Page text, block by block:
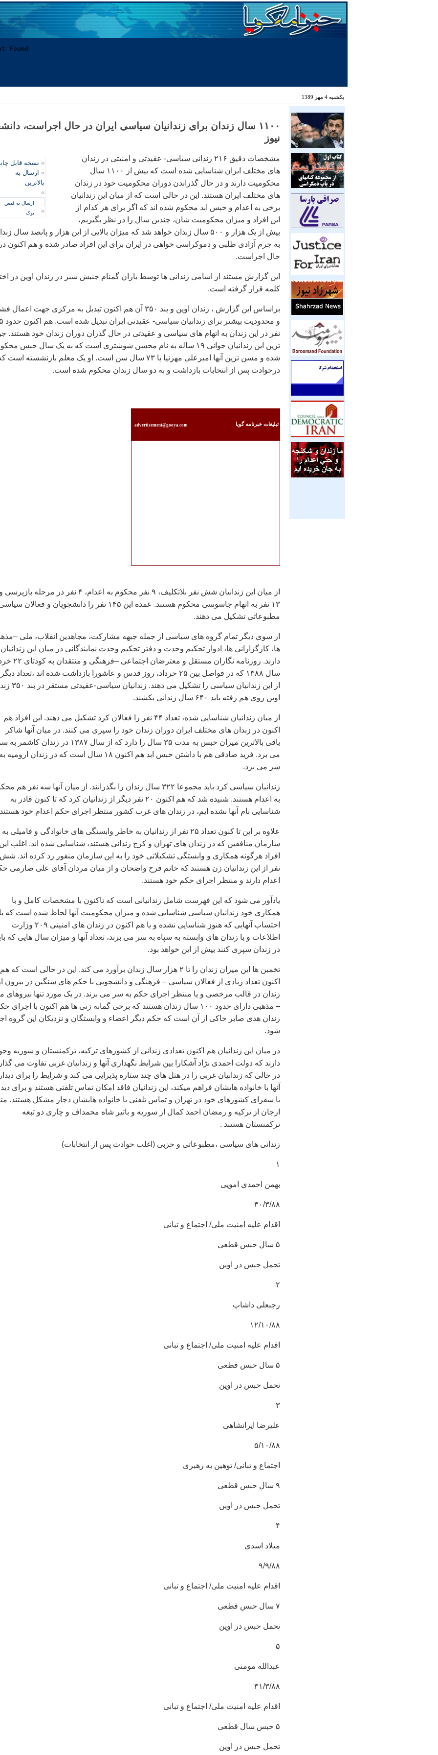
یکشنبه 4 مهر 1389
۱۱۰۰ سال زندان برای زندانیان سیاسی ایران در حال اجراست،
نیوز
» نسخه قابل
» ارسال به
بالاترین
»
ارسال به فیس
بوک
»
مشخصات دقیق ۲۱۶ زندانی سیاسی- عقیدتی و امنیتی در زندان
های مختلف ایران شناسایی شده است که بیش از ۱۱۰۰ سال
محکومیت دارند و در حال گذراندن دوران محکومیت خود در زندان
های مختلف ایران هستند. این در حالی است که از میان این زندانیان
برخی به اعدام و حبس ابد محکوم شده اند که اگر برای هر کدام از
این افراد و میزان محکومیت شان، چندین سال را در نظر بگیریم،
بیش از یک هزار و ۵۰۰ سال زندان خواهد شد که میزان بالایی از این هزار و پانصد سال
به جرم آزادی طلبی و دموکراسی خواهی در ایران برای این افراد صادر شده و هم اکنون
حال اجراست.
این گزارش مستند از اسامی زندانی ها توسط یاران گمنام جنبش سبز در زندان اوین در
کلمه قرار گرفته است.
براساس این گزارش ، زندان اوین و بند ۳۵۰ آن هم اکنون تبدیل به مرکزی جهت اعمال
و محدودیت
نفر در این زندان به اتهام های سیاسی و عقیدتی در حال گذران دوران زندان خود هستند.
ترین این زندانیان جوانی ۱۹ ساله به نام محسن شوشتری است که به یک سال حبس
شده و مسن ترین آنها امیرعلی مهرنیا با ۷۳ سال سن است. او یک معلم بازنشسته است
درحوادث پس از انتخابات بازداشت و به دو سال زندان محکوم شده است.
تبليغات خبرنامه گويا advertisement@gooya.com
از میان این زندانیان شش نفر بلاتکلیف، ۹ نفر محکوم به اعدام، ۴ نفر در مرحله
۱۳ نفر به اتهام جاسوسی محکوم هستند. عمده این ۱۴۵ نفر را دانشجویان و فعالان
مطبوعاتی تشکیل می دهند.
از سوی دیگر تمام گروه های سیاسی از جمله جبهه مشارکت، مجاهدین انقلاب، ملی
ها، کارگزارانی ها، ادوار تحکیم وحدت و دفتر تحکیم وحدت نمایندگانی در میان این زندانیان
دارند. روزنامه نگاران مستقل و معترضان
سال ۱۳۸۸ که در فواصل بین ۲۵ خرداد، روز قدس و عاشورا بازداشت شده اند ،تعداد
از این زندانیان سیاسی را تشکیل می دهند.
اوین روی هم رفته باید ۶۴۰ سال زندانی بکشند.
از میان زندانیان شناسایی شده، تعداد ۴۴ نفر را فعالان کرد تشکیل می دهند. این افراد هم
اکنون در زندان های مختلف ایران دوران زندان خود را سپری می کنند. در میان آنها شاکر
باقی بالاترین میزان حبس به مدت ۳۵ سال را دارد که از سال ۱۳۸۷ در زندان کاشمر
می برد. فرید صادقی هم با داشتن حبس ابد هم اکنون ۱۸ سال است که در زندان ارومیه
سر می برد.
زندانیان سیاسی کرد باید مجموعا ۳۲۲ سال زندان را بگذرانند. از میان آنها سه نفر هم
به اعدام هستند. شنیده شد که هم اکنون ۲۰ نفر دیگر از زندانیان کرد که تا کنون قادر به
شناسایی نام آنها نشده ایم، در زندان های غرب کشور منتظر اجرای حکم اعدام خود
علاوه بر این تا کنون تعداد ۲۵ نفر از زندانیان به خاطر وابستگی های خانوادگی و فامیلی به
سازمان منافقین که در زندان های تهران و کرج زندانی هستند، شناسایی شده اند. اغلب
افراد هرگونه همکاری و وابستگی تشکیلاتی خود را به این سازمان منفور رد کرده اند. شش
نفر از این زندانیان زن هستند که خانم فرح واضحان و از میان مردان آقای علی صارمی
اعدام دارند و منتظر اجرای حکم خود هستند.
یادآور می شود که این فهرست شامل زندانیانی است که تاکنون با مشخصات کامل و با
همکاری خود زندانیان سیاسی شناسایی شده و میزان محکومیت آنها لحاظ شده است که
احتساب آنهایی که هنوز شناسایی نشده و یا هم اکنون در زندان های امنیتی ۲۰۹ وزارت
اطلاعات و یا زندان های وابسته به سپاه به سر می برند، تعداد آنها و میزان سال هایی که
در زندان سپری کنند بیش از این خواهد بود.
تخمین ها این میزان زندان را تا ۲ هزار سال زندان برآورد می کند. این در حالی است که هم
اکنون تعداد زیادی از فعالان سیاسی – فرهنگی و دانشجویی با حکم های سنگین در بیرون
زندان در قالب مرخصی و یا منتظر اجرای حکم به سر می برند. در یک مورد تنها نیروهای
– مذهبی دارای حدود ۱۰۰ سال زندان هستند که برخی گمانه زنی ها هم اکنون با اجرای
زندان هدی صابر حاکی از آن است که حکم دیگر اعضاء و وابستگان و نزدیکان این گروه
شود.
در میان این زندانیان هم اکنون تعدادی زندانی از کشورهای ترکیه، ترکمنستان و سوریه
دارند که دولت احمدی نژاد آشکارا بین شرایط نگهداری آنها و زندانیان غربی تفاوت می
در حالی که زندانیان غربی را در هتل های چند ستاره پذیرایی می کند و شرایط را برای
آنها با خانواده هایشان فراهم میکند، این زندانیان فاقد امکان تماس تلفنی هستند و برای
با سفرای کشورهای خود در تهران و تماس تلفنی با خانواده هایشان دچار مشکل هستند.
ارجان از ترکیه و رمضان احمد کمال از سوریه و باتیر شاه محمداف و چاری دو تبعه
ترکمنستان هستند .
زندانی های سیاسی ،مطبوعاتی و حزبی (اغلب حوادث پس از انتخابات)
۱
بهمن احمدی امویی
۳۰/۳/۸۸
اقدام علیه امنیت ملی/ اجتماع و تبانی
۵ سال حبس قطعی
تحمل حبس در اوین
۲
رجبعلی داشاپ
۱۲/۱۰/۸۸
اقدام علیه امنیت ملی/ اجتماع و تبانی
۵ سال حبس قطعی
تحمل حبس در اوین
۳
علیرضا ایرانشاهی
۵/۱۰/۸۸
اجتماع و تبانی/ توهین به رهبری
۹ سال حبس قطعی
تحمل حبس در اوین
۴
میلاد اسدی
۹/۹/۸۸
اقدام علیه امنیت ملی/ اجتماع و تبانی
۷ سال حبس قطعی
تحمل حبس در اوین
۵
عبدالله مومنی
۳۱/۳/۸۸
اقدام علیه امنیت ملی/ اجتماع و تبانی
۵ حبس سال قطعی
تحمل حبس در اوین